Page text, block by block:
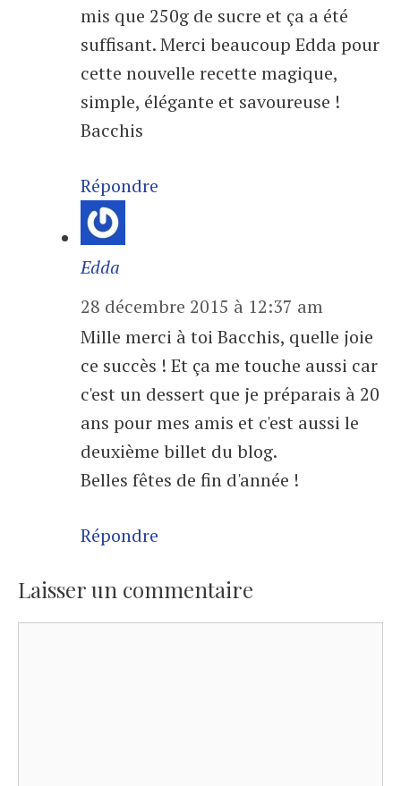
mis que 250g de sucre et ça a été
suffisant. Merci beaucoup Edda pour
cette nouvelle recette magique,
simple, élégante et savoureuse !
Bacchis
Répondre
Edda
28 décembre 2015 à 12:37 am
Mille merci à toi Bacchis, quelle joie
ce succès ! Et ça me touche aussi car
c'est un dessert que je préparais à 20
ans pour mes amis et c'est aussi le
deuxième billet du blog.
Belles fêtes de fin d'année !
Répondre
Laisser un commentaire